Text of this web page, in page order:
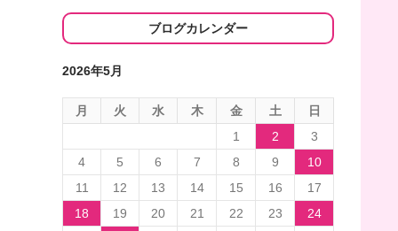
ブログカレンダー
2026年5月
月 火 水 木 金 土
日
1
2
3
4
5 6 7 8 9
10
11
12 13 14 15 16
17
18
19 20 21 22 23
24